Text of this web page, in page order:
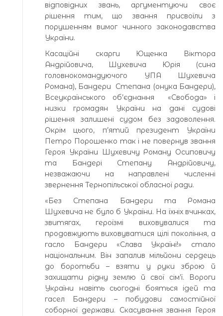
відповідних звань, аргументуючи своє
рішення тим, що звання присвоїли з
порушенням вимог чинного законодавства
України.
Касаційні скарги Ющенка Віктора
Андрійовича, Шухевича Юрія (сина
головнокомандуючого УПА Шухевича
Романа), Бандери Степана (онука Бандери),
Всеукраїнського об’єднання «Свобода» і
низки громадян України на дані судові
рішення залишені судом без задоволення.
Окрім цього, п’ятий президент України
Петро Порошенко так і не повернув звання
Героя України Шухевичу Роману Осиповичу
та Бандері Степану Андрійовичу,
незважаючи на направлені численні
звернення Тернопільської обласної ради.
«Без Степана Бандери та Романа
Шухевича не було б України. На їхніх вчинках,
звитягах, героїзмі виховувалися та
продовжують виховуватися цілі покоління, а
гасло Бандери «Слава Україні!» стало
національним. Він запалив мільйони сердець
до боротьби – взяти у руки зброю й
захищати рідну землю й свої сім’ї. Вороги
України навіть сьогодні бояться ідей та
гасел Бандери – побудови самостійної
соборної держави. Скасування звання Героя